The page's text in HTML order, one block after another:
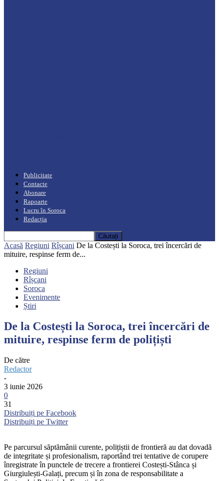
Publicitate
Contacte
Abonare
Rapoarte
Lucru în Soroca
Redacția
Acasă Regiuni Rîșcani De la Costești la Soroca, trei încercări de
mituire, respinse ferm de...
Regiuni
Rîșcani
Soroca
Evenimente
Știri
De la Costești la Soroca, trei încercări de
mituire, respinse ferm de polițiști
De către
Redactor
-
3 iunie 2026
0
31
Distribuiți pe Facebook
Distribuiți pe Twitter
Pe parcursul săptămânii curente, polițiștii de frontieră au dat dovadă
de integritate și profesionalism, raportând trei tentative de corupere
înregistrate în punctele de trecere a frontierei Costești-Stânca și
Giurgiulești-Galați, precum și în zona de responsabilitate a